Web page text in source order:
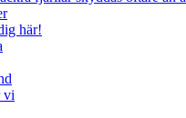
här!
vi